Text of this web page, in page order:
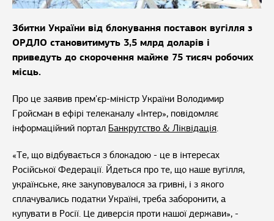
Збитки України від блокування поставок вугілля з
ОРДЛО становитимуть 3,5 млрд доларів і
приведуть до скорочення майже 75 тисяч робочих
місць.
Про це заявив прем'єр-міністр України Володимир
Гройсман в ефірі телеканалу «Інтер», повідомляє
інформаційний портал Банкрутство & Ліквідація.
«Те, що відбувається з блокадою - це в інтересах
Російської Федерації. Йдеться про те, що наше вугілля,
українське, яке закуповувалося за гривні, і з якого
сплачувались податки Україні, треба заборонити, а
купувати в Росії. Це диверсія проти нашої держави», -